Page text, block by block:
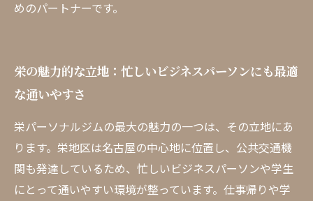
めのパートナーです。
栄の魅力的な立地：忙しいビジネスパーソンにも最適
な通いやすさ
栄パーソナルジムの最大の魅力の一つは、その立地にあ
ります。栄地区は名古屋の中心地に位置し、公共交通機
関も発達しているため、忙しいビジネスパーソンや学生
にとって通いやすい環境が整っています。仕事帰りや学